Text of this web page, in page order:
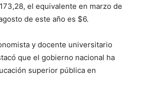
el equivalente en marzo de
de este año es $6.
y docente universitario
que el gobierno nacional ha
superior pública en